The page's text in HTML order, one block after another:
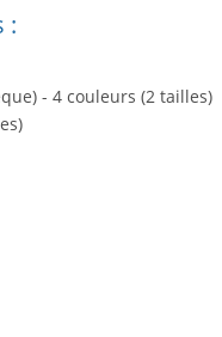
:
- 4 couleurs (2 tailles)